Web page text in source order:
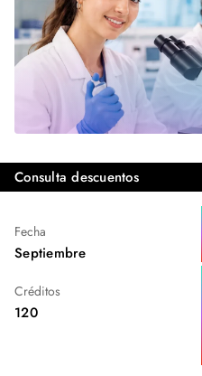
Consulta descuentos
Fecha
Septiembre
Créditos
120